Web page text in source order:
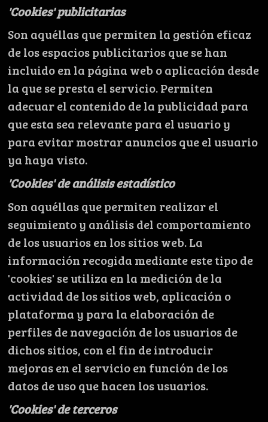
'Cookies' publicitarias
Son aquéllas que permiten la gestión eficaz
de los espacios publicitarios que se han
incluido en la página web o aplicación desde
la que se presta el servicio. Permiten
adecuar el contenido de la publicidad para
que esta sea relevante para el usuario y
para evitar mostrar anuncios que el usuario
ya haya visto.
'Cookies' de análisis estadístico
Son aquéllas que permiten realizar el
seguimiento y análisis del comportamiento
de los usuarios en los sitios web. La
información recogida mediante este tipo de
'cookies' se utiliza en la medición de la
actividad de los sitios web, aplicación o
plataforma y para la elaboración de
perfiles de navegación de los usuarios de
dichos sitios, con el fin de introducir
mejoras en el servicio en función de los
datos de uso que hacen los usuarios.
'Cookies' de terceros